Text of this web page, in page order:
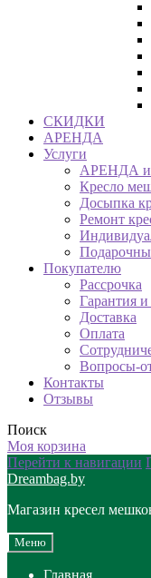
СКИДКИ
АРЕНДА
Услуги
АРЕНДА и
Кресло
Досыпка
Ремонт
Покупателю
Рассрочка
Гарантия и
Доставка
Оплата
Вопросы-
Контакты
Отзывы
Поиск
Моя корзина
Перейти к навигации
Dreambag.by
Магазин кресел
Меню
Главная